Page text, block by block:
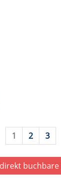
1 2 3
buchbare